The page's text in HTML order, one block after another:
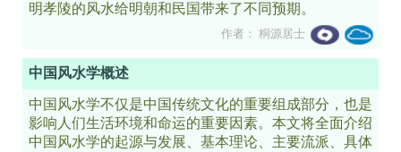
明孝陵的风水给明朝和民国带来了不同预期。
作者： 桐源居士
中国风水学概述
中国风水学不仅是中国传统文化的重要组成部分，也是
影响人们生活环境和命运的重要因素。本文将全面介绍
中国风水学的起源与发展、基本理论、主要流派、具体